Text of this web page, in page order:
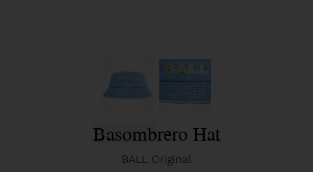
Basombrero Hat
BALL Original